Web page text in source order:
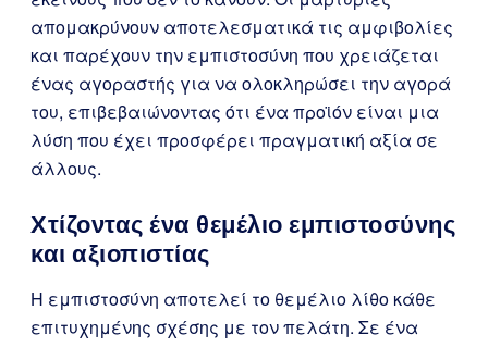
απομακρύνουν αποτελεσματικά τις αμφιβολίες
και παρέχουν την εμπιστοσύνη που χρειάζεται
ένας αγοραστής για να ολοκληρώσει την αγορά
του, επιβεβαιώνοντας ότι ένα προϊόν είναι μια
λύση που έχει προσφέρει πραγματική αξία σε
άλλους.
Χτίζοντας ένα θεμέλιο εμπιστοσύνης
και αξιοπιστίας
Η εμπιστοσύνη αποτελεί το θεμέλιο λίθο κάθε
επιτυχημένης σχέσης με τον πελάτη. Σε ένα